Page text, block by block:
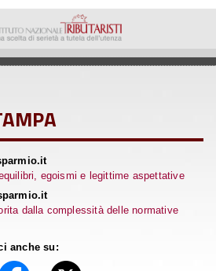
egoismi e legittime aspettative
dalla complessità delle normative
anche su: